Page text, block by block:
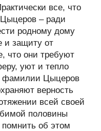
все, что
– ради
родному дому
и защиту от
что они требуют
уют и тепло
фамилии Цыцеров
верность
всей своей
половины
помнить об этом